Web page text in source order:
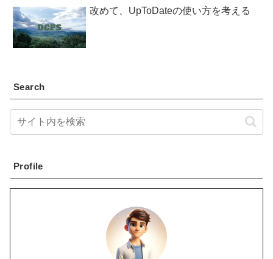
改めて、UpToDateの使い方を考える
Search
Profile